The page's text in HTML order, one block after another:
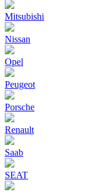
Mitsubishi
Nissan
Opel
Peugeot
Porsche
Renault
Saab
SEAT